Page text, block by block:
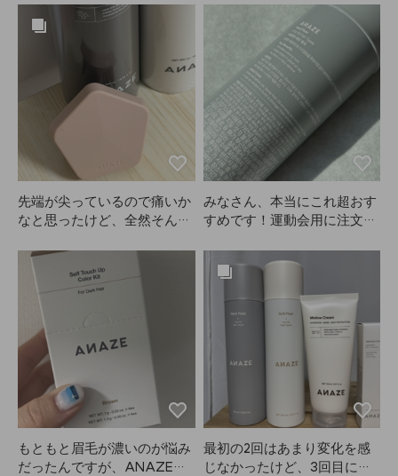
っと早く届きました。全体的
にとても満足できる買い物
Eのこれは一体型なのでとて
も良いと思います。これから
も使い続けてみます！
先端が尖っているので痛いか
なと思ったけど、全然そんな
しい使い心地なのに、頭皮が
すごくスッキリします。AN
AZEのブラシを使い始めてか
らはシャンプー中に爪が割れ
ることもなくなり、もうこれ
なしでは髪を洗えません。
みなさん、本当にこれ超おす
すめです！運動会用に注文し
にすごいです。パフォーマン
ス中ずっと風が強かったの
に、フィクサーのおかげで髪
型がなんとか持ちこたえまし
た。フィクサーなので多少ベ
タつきは避けられないです
が、できるだけ遠くからスプ
レーするのがおすすめです！
遠くからスプレーするとほと
んど目立たず、すごく良かっ
たです。香りもとても良く
て、本当に大満足です。ソフ
もともと眉毛が濃いのが悩み
だったんですが、ANAZEの
最初の2回はあまり変化を感
じなかったけど、3回目に使